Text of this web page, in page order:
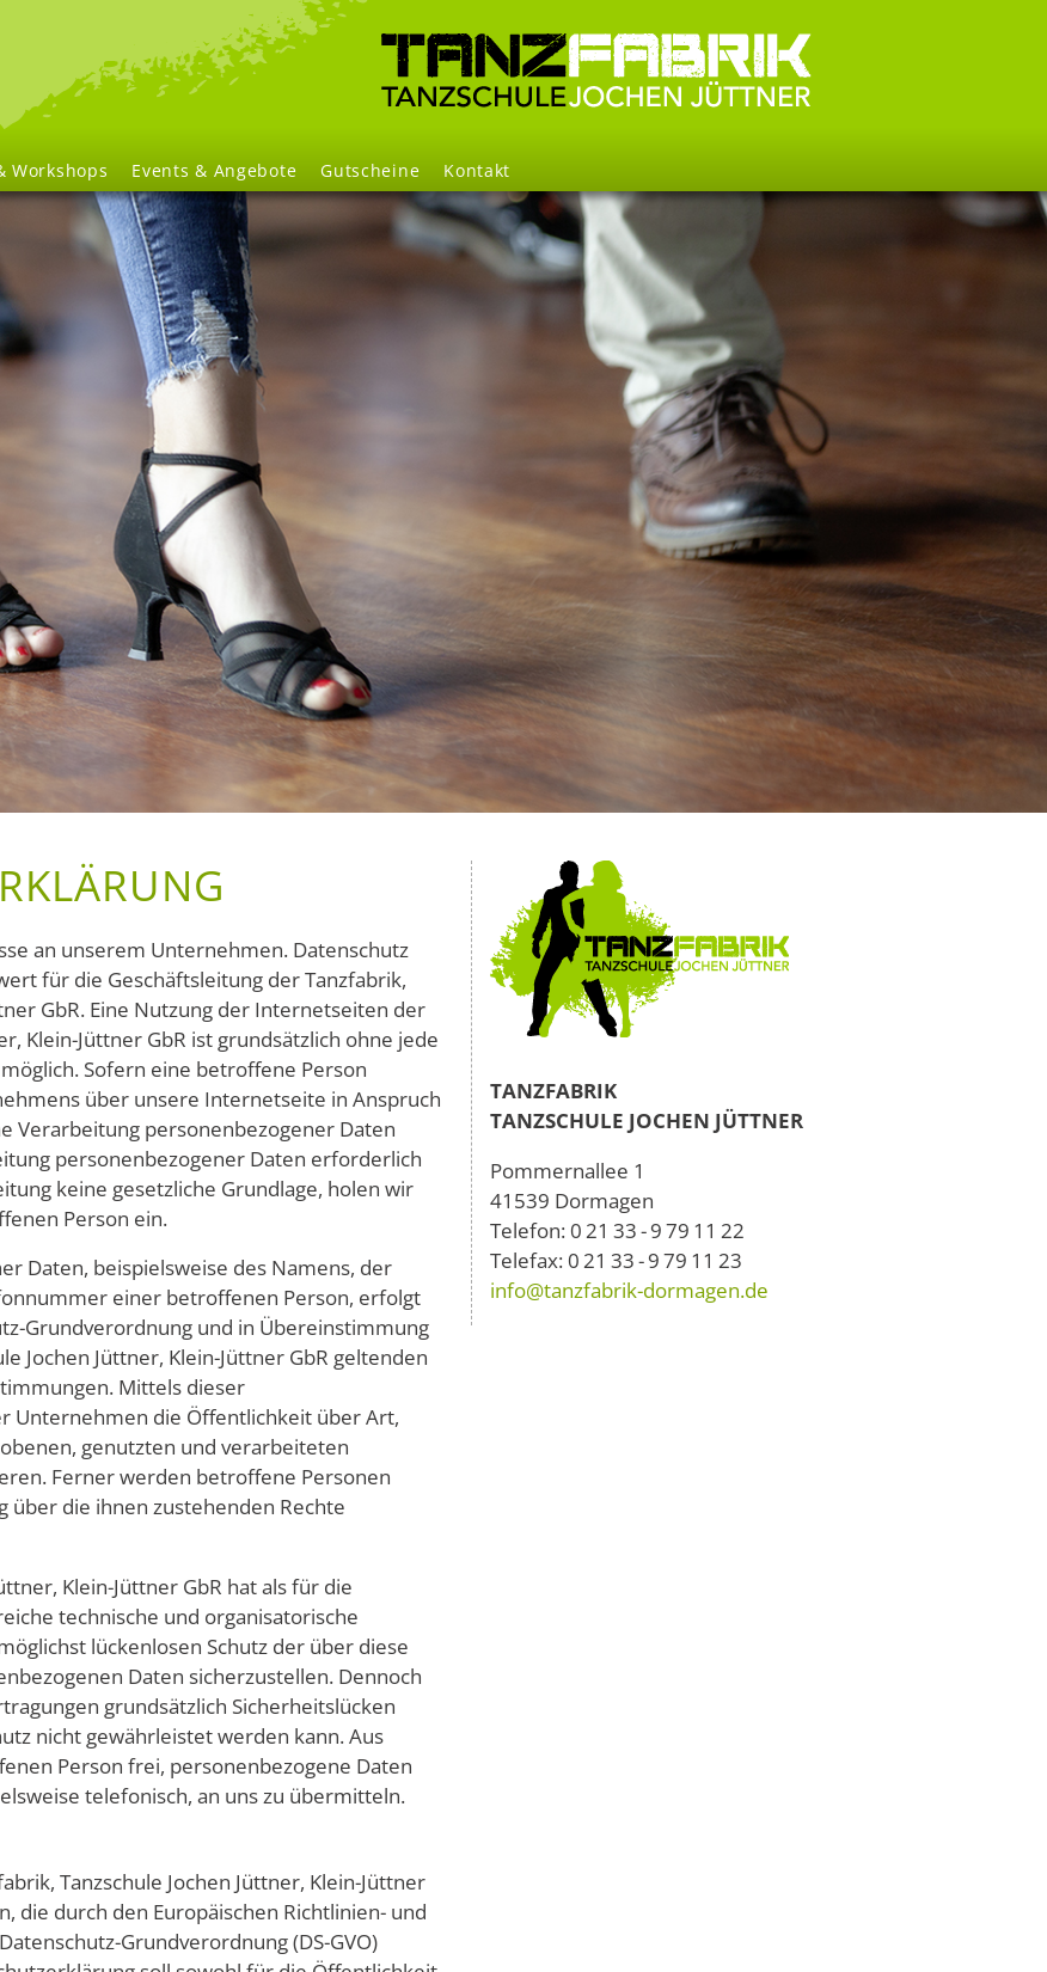
Navigation
überspringen
Workshops Events & Angebote Gutscheine Kontakt
an unserem Unternehmen. Datenschutz
für die Geschäftsleitung der Tanzfabrik,
GbR. Eine Nutzung der Internetseiten der
Klein-Jüttner GbR ist grundsätzlich ohne jede
Sofern eine betroffene Person
über unsere Internetseite in Anspruch
Verarbeitung personenbezogener Daten
personenbezogener Daten erforderlich
keine gesetzliche Grundlage, holen wir
Person ein.
Daten, beispielsweise des Namens, der
einer betroffenen Person, erfolgt
Grundverordnung und in Übereinstimmung
Jochen Jüttner, Klein-Jüttner GbR geltenden
Mittels dieser
Unternehmen die Öffentlichkeit über Art,
genutzten und verarbeiteten
Ferner werden betroffene Personen
die ihnen zustehenden Rechte
Klein-Jüttner GbR hat als für die
technische und organisatorische
lückenlosen Schutz der über diese
Daten sicherzustellen. Dennoch
grundsätzlich Sicherheitslücken
nicht gewährleistet werden kann. Aus
Person frei, personenbezogene Daten
telefonisch, an uns zu übermitteln.
Tanzschule Jochen Jüttner, Klein-Jüttner
die durch den Europäischen Richtlinien- und
Grundverordnung (DS-GVO)
TANZFABRIK
TANZSCHULE JOCHEN JÜTTNER
Pommernallee 1
41539 Dormagen
Telefon: 0 21 33 - 9 79 11 22
Telefax: 0 21 33 - 9 79 11 23
info@tanzfabrik-dormagen.de